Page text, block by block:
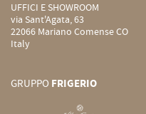
UFFICI E SHOWROOM
via Sant'Agata, 63
22066 Mariano Comense CO
Italy
GRUPPO FRIGERIO